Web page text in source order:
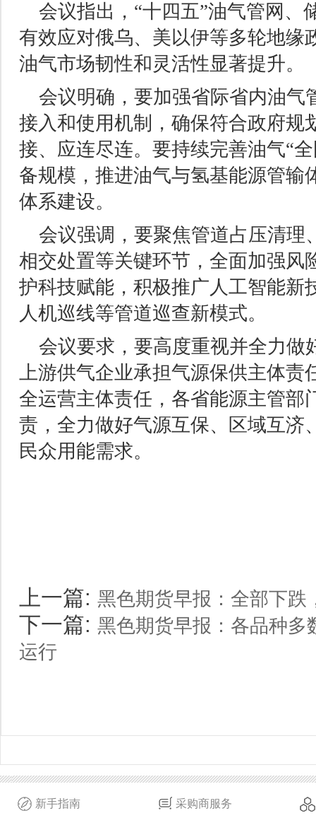
会议指出，“十四五”油气管网、
有效应对俄乌、美以伊等多轮地缘
油气市场韧性和灵活性显著提升。
会议明确，要加强省际省内油气
接入和使用机制，确保符合政府规
接、应连尽连。要持续完善油气“
备规模，推进油气与氢基能源管输
体系建设。
会议强调，要聚焦管道占压清理
相交处置等关键环节，全面加强风
护科技赋能，积极推广人工智能新
人机巡线等管道巡查新模式。
会议要求，要高度重视并全力做
上游供气企业承担气源保供主体责
全运营主体责任，各省能源主管部
责，全力做好气源互保、区域互济
民众用能需求。
上一篇: 黑色期货早报：全部下跌
下一篇: 黑色期货早报：各品种多
运行
新手指南 采购商服务